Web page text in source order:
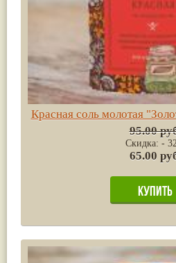
Красная соль молотая
95.00
Скидка: -
65.00